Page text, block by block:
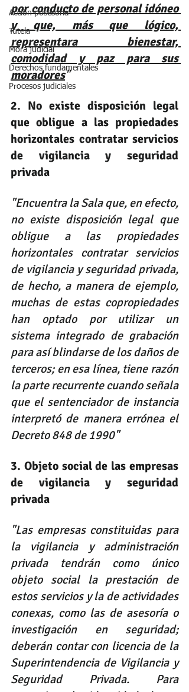
Acción posesoria
Tutela
Mora judicial
Derechos fundamentales
Procesos judiciales
por conducto de personal idóneo
y que, más que lógico,
representara bienestar,
comodidad y paz para sus
moradores"
2. No existe disposición legal
que obligue a las propiedades
horizontales contratar servicios
de vigilancia y seguridad
privada
"Encuentra la Sala que, en efecto,
no existe disposición legal que
obligue a las propiedades
horizontales contratar servicios
de vigilancia y seguridad privada,
de hecho, a manera de ejemplo,
muchas de estas copropiedades
han optado por utilizar un
sistema integrado de grabación
para así blindarse de los daños de
terceros; en esa línea, tiene razón
la parte recurrente cuando señala
que el sentenciador de instancia
interpretó de manera errónea el
Decreto 848 de 1990"
3. Objeto social de las empresas
de vigilancia y seguridad
privada
"Las empresas constituidas para
la vigilancia y administración
privada tendrán como único
objeto social la prestación de
estos servicios y la de actividades
conexas, como las de asesoría o
investigación en seguridad;
deberán contar con licencia de la
Superintendencia de Vigilancia y
Seguridad Privada. Para